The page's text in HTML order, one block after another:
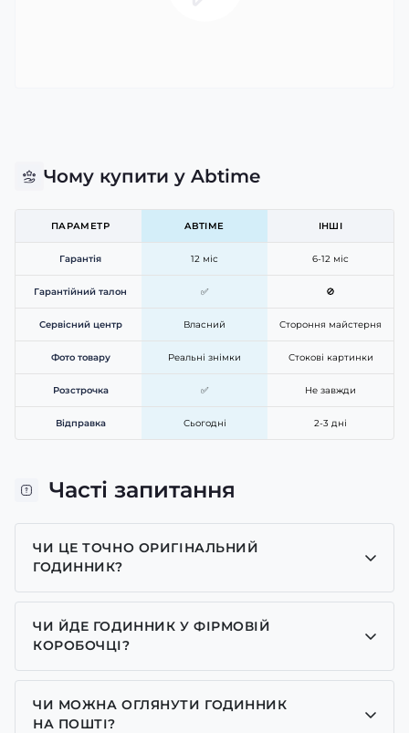
Чому купити у Abtime
ПАРАМЕТР ABTIME ІНШІ
Гарантія 12 міс 6-12 міс
Гарантійний талон ✅ 🚫
Сервісний центр Власний Стороння майстерня
Фото товару Реальні знімки Стокові картинки
Розстрочка ✅ Не завжди
Відправка Сьогодні 2-3 дні
Часті запитання
ЧИ ЦЕ ТОЧНО ОРИГІНАЛЬНИЙ
ГОДИННИК?
Так, усі годинники у нас лише оригінальні, ми є
представником багатьох брендів.
ЧИ ЙДЕ ГОДИННИК У ФІРМОВІЙ
КОРОБОЧЦІ?
Для годинників бренду Casio, Pagani Design,
GUARDO та GOODYEAR додаємо фірмові
коробочки із брендовим надписом. Для бренду
ЧИ МОЖНА ОГЛЯНУТИ ГОДИННИК
НА ПОШТІ?